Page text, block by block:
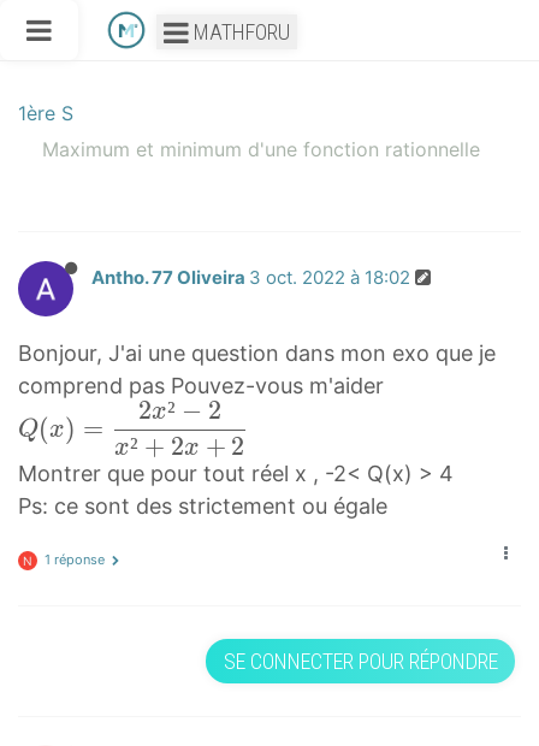
MATHFORU
1ère S
Maximum et minimum d'une fonction rationnelle
Antho. 77 Oliveira 3 oct. 2022 à 18:02
Bonjour, J'ai une question dans mon exo que je
comprend pas Pouvez-vous m'aider
Q
(
x
)
2
Q(x) =
x² + 2x + 2
2x² − 2
Montrer que pour tout réel x , -2< Q(x) > 4
Ps: ce sont des strictement ou égale
N 1 réponse
SE CONNECTER POUR RÉPONDRE